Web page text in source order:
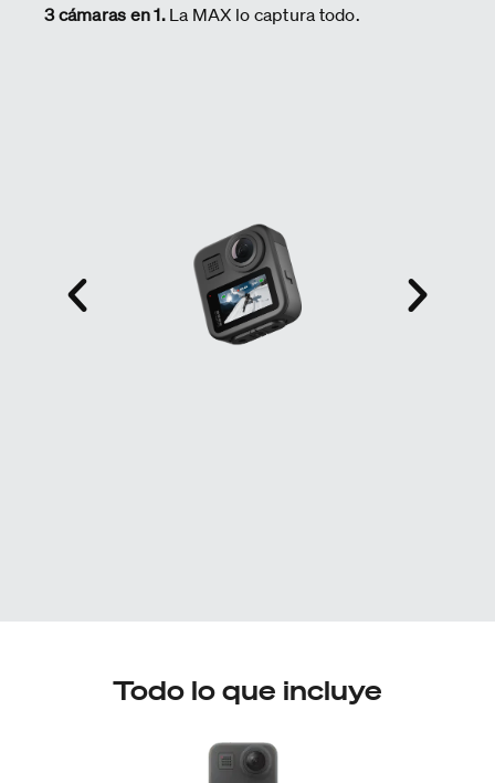
3 cámaras en 1. La MAX lo captura todo.
Todo lo que incluye